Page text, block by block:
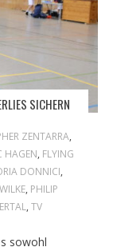
SICHERN
ZENTARRA,
HAGEN, FLYING
DONNICI,
, PHILIP
, TV
sowohl